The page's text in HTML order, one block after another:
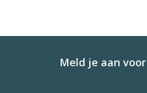
Meld je aan